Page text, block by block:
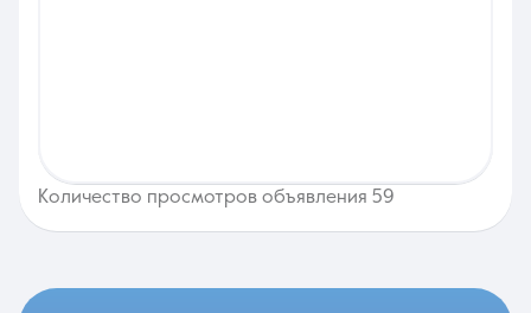
Количество просмотров объявления 59